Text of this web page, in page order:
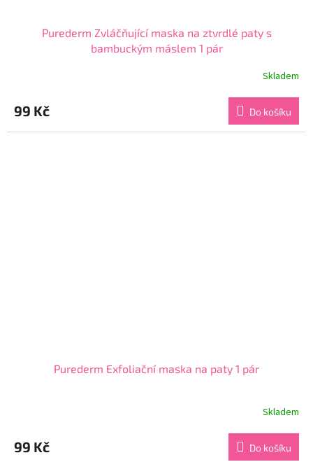
Purederm Zvláčňující maska na ztvrdlé paty s
bambuckým máslem 1 pár
produktu
je
4,4
Skladem
99 Kč Do košíku
Purederm Exfoliační maska na paty 1 pár
produktu
je
Skladem
99 Kč Do košíku